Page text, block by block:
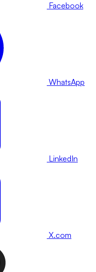
Facebook
WhatsApp
LinkedIn
X.com